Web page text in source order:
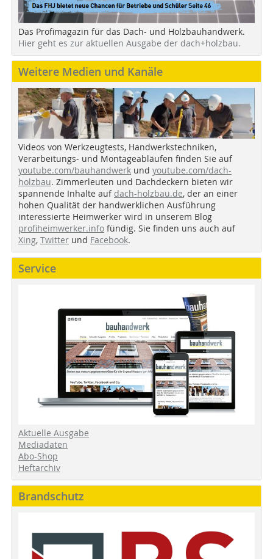
Das Profimagazin für das Dach- und Holzbauhandwerk.
Hier geht es zur aktuellen Ausgabe der dach+holzbau.
Weitere Medien und Kanäle
Videos von Werkzeugtests, Handwerkstechniken,
Verarbeitungs- und Montageabläufen finden Sie auf
youtube.com/bauhandwerk und youtube.com/dach-
holzbau. Zimmerleuten und Dachdeckern bieten wir
spannende Inhalte auf dach-holzbau.de, der an einer
hohen Qualität der handwerklichen Ausführung
interessierte Heimwerker wird in unserem Blog
profiheimwerker.info fündig. Sie finden uns auch auf
Xing, Twitter und Facebook.
Service
Aktuelle Ausgabe
Mediadaten
Abo-Shop
Heftarchiv
Brandschutz